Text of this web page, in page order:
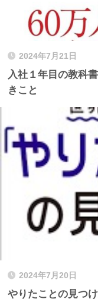
2024年7月21日
入社１年目の教科
きこと
2024年7月20日
やりたことの見つ